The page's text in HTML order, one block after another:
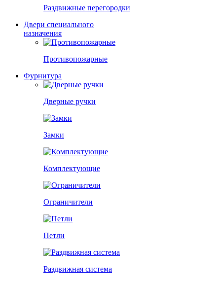
Раздвижные перегородки
Двери специального
назначения
Противопожарные
Фурнитура
Дверные ручки
Замки
Комплектующие
Ограничители
Петли
Раздвижная система